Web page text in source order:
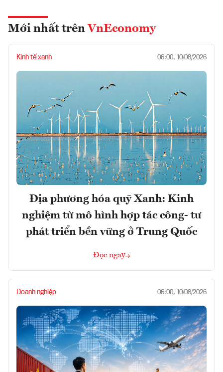
Mới nhất trên VnEconomy
Kinh tế xanh 06:00, 10/08/2026
Địa phương hóa quỹ Xanh: Kinh
nghiệm từ mô hình hợp tác công- tư
phát triển bền vững ở Trung Quốc
Đọc ngay
Doanh nghiệp 06:00, 10/08/2026